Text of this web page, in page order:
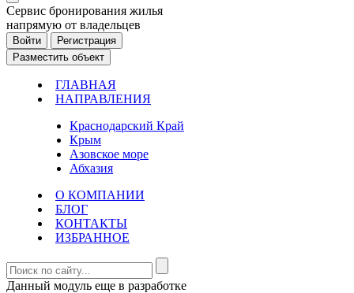
Cервис бронирования жилья
напрямую от владельцев
Войти
Регистрация
Разместить объект
ГЛАВНАЯ
НАПРАВЛЕНИЯ
Краснодарский Край
Крым
Азовское море
Абхазия
О КОМПАНИИ
БЛОГ
КОНТАКТЫ
ИЗБРАННОЕ
Данный модуль еще в разработке